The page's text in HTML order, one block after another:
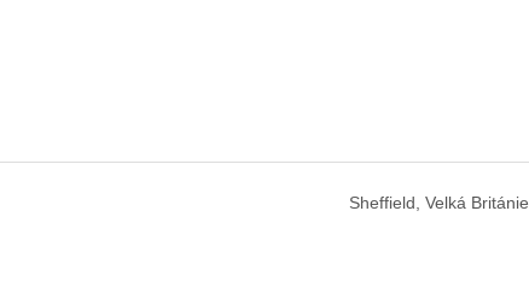
Sheffield, Velká Británie